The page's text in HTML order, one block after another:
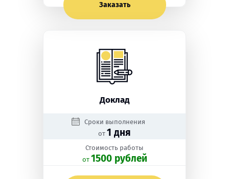
Заказать
Доклад
Сроки выполнения
от 1 дня
Стоимость работы
oт 1500 рублей